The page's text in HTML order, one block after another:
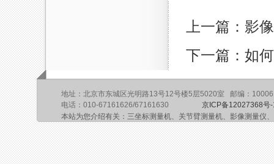
上一篇：影
下一篇：如
地址：北京市东城区光明路13号12号楼5层5020室 邮编：
电话：010-67161626/67161630 京ICP备12027368号
本站为您介绍有关：三坐标测量机、关节臂测量机、影像测量仪